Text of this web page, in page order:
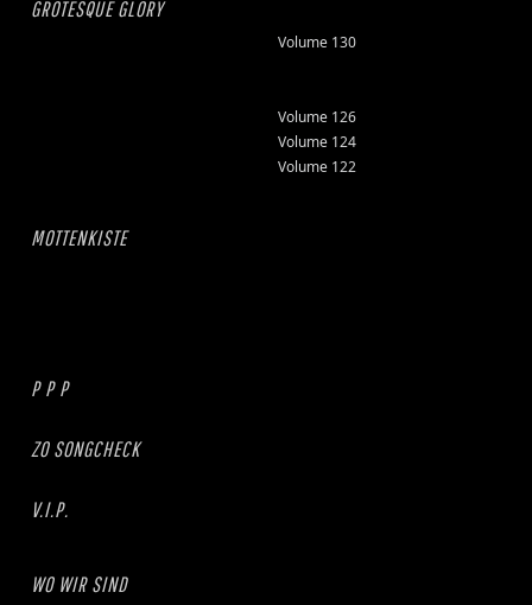
GROTESQUE GLORY
Volume 130
Volume 126
Volume 124
Volume 122
MOTTENKISTE
P P P
ZO SONGCHECK
V.I.P.
WO WIR SIND